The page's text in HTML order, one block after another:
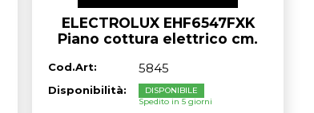
ELECTROLUX EHF6547FXK
Piano cottura elettrico cm.
Cod.Art: 5845
Disponibilità:
DISPONIBILE
Spedito in 5 giorni